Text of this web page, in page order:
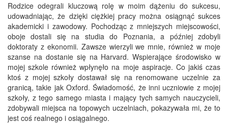
Rodzice odegrali kluczową rolę w moim dążeniu do sukcesu,
udowadniając, że dzięki ciężkiej pracy można osiągnąć sukces
akademicki i zawodowy. Pochodząc z mniejszych miejscowości,
oboje dostali się na studia do Poznania, a później zdobyli
doktoraty z ekonomii. Zawsze wierzyli we mnie, również w moje
szanse na dostanie się na Harvard. Wspierające środowisko w
mojej szkole również wpłynęło na moje aspiracje. Co jakiś czas
ktoś z mojej szkoły dostawał się na renomowane uczelnie za
granicą, takie jak Oxford. Świadomość, że inni uczniowie z mojej
szkoły, z tego samego miasta i mający tych samych nauczycieli,
zdobywali miejsca na topowych uczelniach, pokazywała mi, że to
jest coś realnego i osiągalnego.